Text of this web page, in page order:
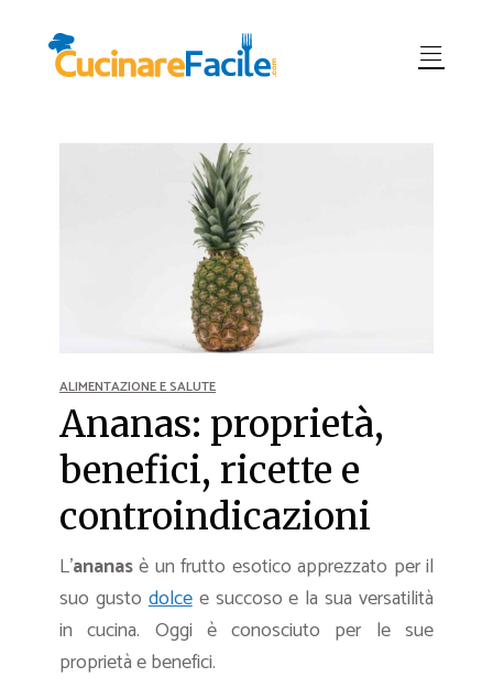
ALIMENTAZIONE E SALUTE
Ananas: proprietà,
benefici, ricette e
controindicazioni
L’ananasè un frutto esotico apprezzato per il
suo gustodolcee succoso e la sua versatilità
in cucina. Oggi è conosciuto per le sue
proprietà e benefici.